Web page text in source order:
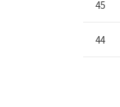
45
44